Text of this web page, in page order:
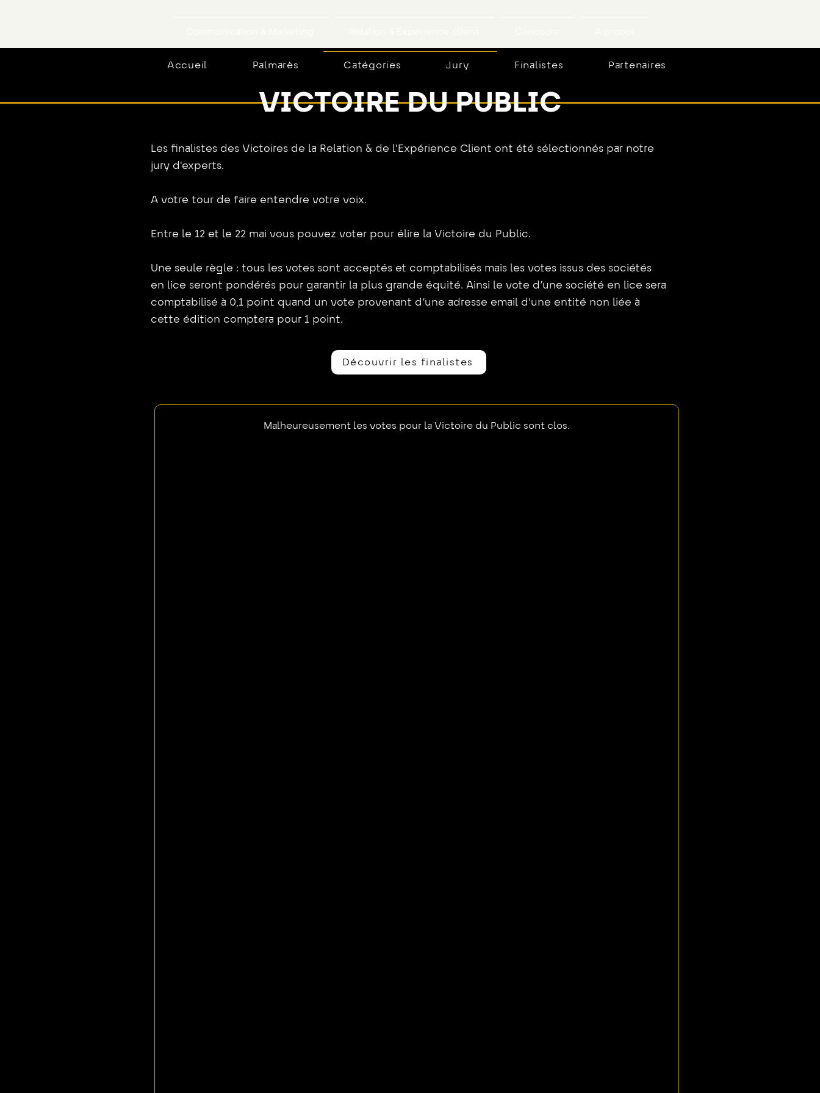
Accueil Palmarès Catégories Jury Finalistes Partenaires
VICTOIRE DU PUBLIC
Les finalistes des Victoires de la Relation & de l'Expérience Client ont été sélectionnés par notre
jury d'experts.
A votre tour de faire entendre votre voix.
Entre le 12 et le 22 mai vous pouvez voter pour élire la Victoire du Public.
Une seule règle : tous les votes sont acceptés et comptabilisés mais les votes issus des sociétés
en lice seront pondérés pour garantir la plus grande équité. Ainsi le vote d’une société en lice sera
comptabilisé à 0,1 point quand un vote provenant d’une adresse email d'une entité non liée à
cette édition comptera pour 1 point.
Découvrir les finalistes
Malheureusement les votes pour la Victoire du Public sont clos.